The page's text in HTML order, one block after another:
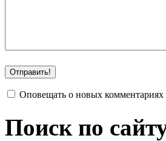
Оповещать о новых комментариях
Поиск по